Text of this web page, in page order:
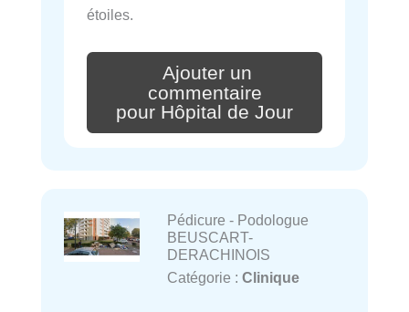
étoiles.
Ajouter un
commentaire
pour Hôpital de Jour
Pédicure - Podologue
BEUSCART-
DERACHINOIS
Catégorie : Clinique